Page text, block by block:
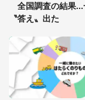
全国調査の結果...
〝答え〟出た